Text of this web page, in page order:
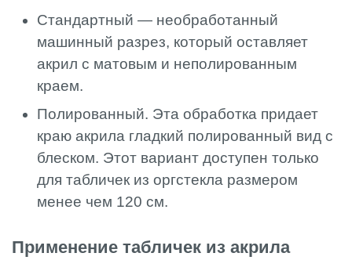
Стандартный — необработанный
машинный разрез, который оставляет
акрил с матовым и неполированным
краем.
Полированный. Эта обработка придает
краю акрила гладкий полированный вид с
блеском. Этот вариант доступен только
для табличек из оргстекла размером
менее чем 120 см.
Применение табличек из акрила